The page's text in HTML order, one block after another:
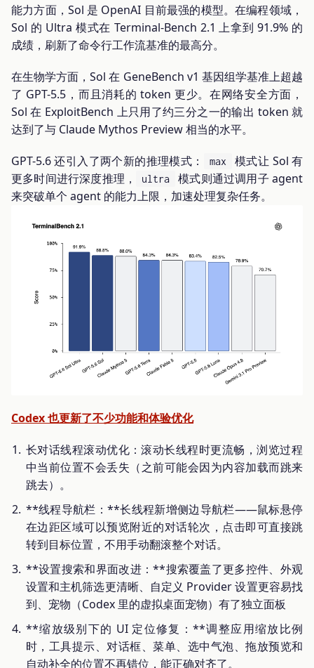
能力方面，Sol 是 OpenAI 目前最强的模型。在编程领域，
Sol 的 Ultra 模式在 Terminal-Bench 2.1 上拿到 91.9% 的
成绩，刷新了命令行工作流基准的最高分。
在生物学方面，Sol 在 GeneBench v1 基因组学基准上超越
了 GPT-5.5，而且消耗的 token 更少。在网络安全方面，
Sol 在 ExploitBench 上只用了约三分之一的输出 token 就
达到了与 Claude Mythos Preview 相当的水平。
GPT-5.6 还引入了两个新的推理模式： max
模式让 Sol 有
更多时间进行深度推理，
ultra
模式则通过调用子 agent
来突破单个 agent 的能力上限，加速处理复杂任务。
Codex 也更新了不少功能和体验优化
长对话线程滚动优化：滚动长线程时更流畅，浏览过程
中当前位置不会丢失（之前可能会因为内容加载而跳来
跳去）。
**线程导航栏：**长线程新增侧边导航栏——鼠标悬停
在边距区域可以预览附近的对话轮次，点击即可直接跳
转到目标位置，不用手动翻滚整个对话。
**设置搜索和界面改进：**搜索覆盖了更多控件、外观
设置和主机筛选更清晰、自定义 Provider 设置更容易找
到、宠物（Codex 里的虚拟桌面宠物）有了独立面板
**缩放级别下的 UI 定位修复：**调整应用缩放比例
时，工具提示、对话框、菜单、选中气泡、拖放预览和
自动补全的位置不再错位，能正确对齐了。